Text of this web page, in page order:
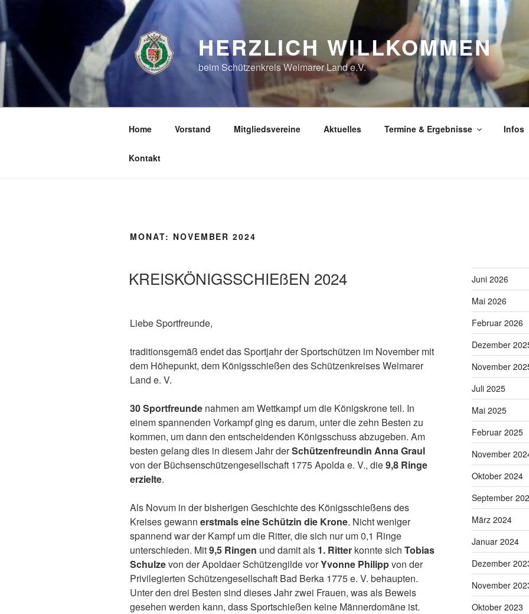
Zum
Inhalt
springen
HERZLICH WILLKOMMEN
beim Schützenkreis Weimarer Land e.V.
Home Vorstand Mitgliedsvereine Aktuelles Termine & Ergebnisse Infos
Kontakt
MONAT: NOVEMBER 2024
KREISKÖNIGSSCHIEßEN 2024
Liebe Sportfreunde,
traditionsgemäß endet das Sportjahr der Sportschützen im November mit
dem Höhepunkt, dem Königsschießen des Schützenkreises Weimarer
Land e. V.
30 Sportfreunde nahmen am Wettkampf um die Königskrone teil. In
einem spannenden Vorkampf ging es darum, unter die zehn Besten zu
kommen, um dann den entscheidenden Königsschuss abzugeben. Am
besten gelang dies in diesem Jahr derSchützenfreundin Anna Graul
von der Büchsenschützengesellschaft 1775 Apolda e. V., die9,8 Ringe
erzielte.
Als Novum in der bisherigen Geschichte des Königsschießens des
Kreises gewann erstmals eine Schützin die Krone. Nicht weniger
spannend war der Kampf um die Ritter, die sich nur um 0,1 Ringe
unterschieden. Mit9,5 Ringen und damit als 1. Ritter konnte sich Tobias
Schulzevon der Apoldaer Schützengilde vorYvonne Philippvon der
Privilegierten Schützengesellschaft Bad Berka 1775 e. V. behaupten.
Unter den drei Besten sind dieses Jahr zwei Frauen, was als Beweis
gesehen werden kann, dass Sportschießen keine Männerdomäne ist.
Juni 2026
Mai 2026
Februar 2026
Dezember
November
Juli 2025
Mai 2025
Februar 2025
November
Oktober 2024
September
März 2024
Januar 2024
Dezember
November
Oktober 2023